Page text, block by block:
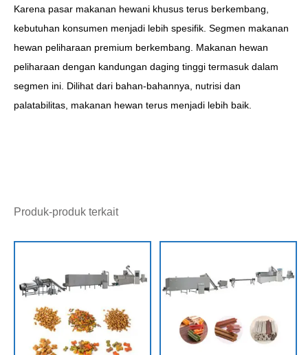
Karena pasar makanan hewani khusus terus berkembang,
kebutuhan konsumen menjadi lebih spesifik. Segmen makanan
hewan peliharaan premium berkembang. Makanan hewan
peliharaan dengan kandungan daging tinggi termasuk dalam
segmen ini. Dilihat dari bahan-bahannya, nutrisi dan
palatabilitas, makanan hewan terus menjadi lebih baik.
Produk-produk terkait